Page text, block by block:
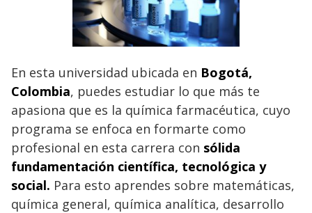
En esta universidad ubicada en Bogotá,
Colombia, puedes estudiar lo que más te
apasiona que es la química farmacéutica, cuyo
programa se enfoca en formarte como
profesional en esta carrera con sólida
fundamentación científica, tecnológica y
social. Para esto aprendes sobre matemáticas,
química general, química analítica, desarrollo